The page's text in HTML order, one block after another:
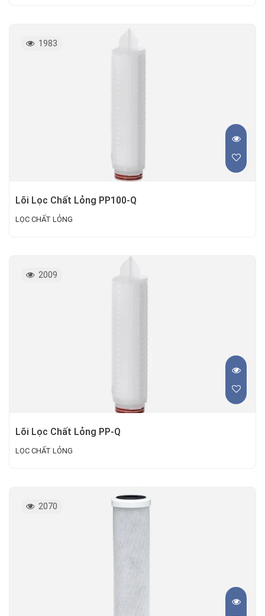
1983
Lõi Lọc Chất Lỏng PP100-Q
LỌC CHẤT LỎNG
2009
Lõi Lọc Chất Lỏng PP-Q
LỌC CHẤT LỎNG
2070